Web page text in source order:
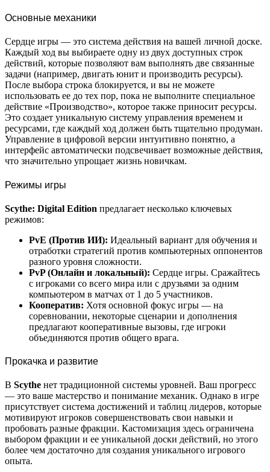
Основные механики
Сердце игры — это система действия на вашей личной доске.
Каждый ход вы выбираете одну из двух доступных строк
действий, которые позволяют вам выполнять две связанные
задачи (например, двигать юнит и производить ресурсы).
После выбора строка блокируется, и вы не можете
использовать ее до тех пор, пока не выполните специальное
действие «Производство», которое также приносит ресурсы.
Это создает уникальную систему управления временем и
ресурсами, где каждый ход должен быть тщательно продуман.
Управление в цифровой версии интуитивно понятно, а
интерфейс автоматически подсвечивает возможные действия,
что значительно упрощает жизнь новичкам.
Режимы игры
Scythe: Digital Edition предлагает несколько ключевых
режимов:
PvE (Против ИИ): Идеальный вариант для обучения и
отработки стратегий против компьютерных оппонентов
разного уровня сложности.
PvP (Онлайн и локальный): Сердце игры. Сражайтесь
с игроками со всего мира или с друзьями за одним
компьютером в матчах от 1 до 5 участников.
Кооператив: Хотя основной фокус игры — на
соревновании, некоторые сценарии и дополнения
предлагают кооперативные вызовы, где игроки
объединяются против общего врага.
Прокачка и развитие
В Scythe нет традиционной системы уровней. Ваш прогресс
— это ваше мастерство и понимание механик. Однако в игре
присутствует система достижений и таблиц лидеров, которые
мотивируют игроков совершенствовать свои навыки и
пробовать разные фракции. Кастомизация здесь ограничена
выбором фракции и ее уникальной доски действий, но этого
более чем достаточно для создания уникального игрового
опыта.